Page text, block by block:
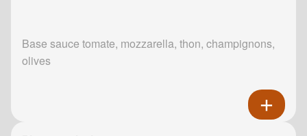
Base sauce tomate, mozzarella, thon, champignons,
olives